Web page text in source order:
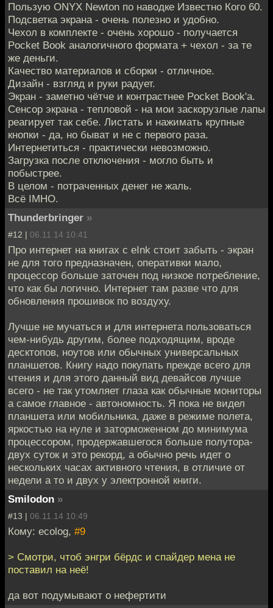
Пользую ONYX Newton по наводке Известно Кого 60.
Подсветка экрана - очень полезно и удобно.
Чехол в комплекте - очень хорошо - получается
Pocket Book аналогичного формата + чехол - за те
же деньги.
Качество материалов и сборки - отличное.
Дизайн - взгляд и руки радует.
Экран - заметно чётче и контрастнее Pocket Book'а.
Сенсор экрана - тепловой - на мои заскорузлые лапы
реагирует так себе. Листать и нажимать крупные
кнопки - да, но быват и не с первого раза.
Интернетиться - практически невозможно.
Загрузка после отключения - могло быть и
побыстрее.
В целом - потраченных денег не жаль.
Всё IMHO.
Thunderbringer »
#12 | 06.11.14 10:41
Про интернет на книгах с eInk стоит забыть - экран
не для того предназначен, оперативки мало,
процессор больше заточен под низкое потребление,
что как бы логично. Интернет там разве что для
обновления прошивок по воздуху.
Лучше не мучаться и для интернета пользоваться
чем-нибудь другим, более подходящим, вроде
десктопов, ноутов или обычных универсальных
планшетов. Книгу надо покупать прежде всего для
чтения и для этого данный вид девайсов лучше
всего - не так утомляет глаза как обычные мониторы
а самое главное - автономность. Я пока не видел
планшета или мобильника, даже в режиме полета,
яркостью на нуле и заторможенном до минимума
процессором, продержавшегося больше полутора-
двух суток и это рекорд, а обычно речь идет о
нескольких часах активного чтения, в отличие от
недели а то и двух у электронной книги.
Smilodon »
#13 | 06.11.14 10:49
Кому: ecolog, #9
> Смотри, чтоб энгри бёрдс и спайдер мена не
поставил на неё!
да вот подумывают о нефертити